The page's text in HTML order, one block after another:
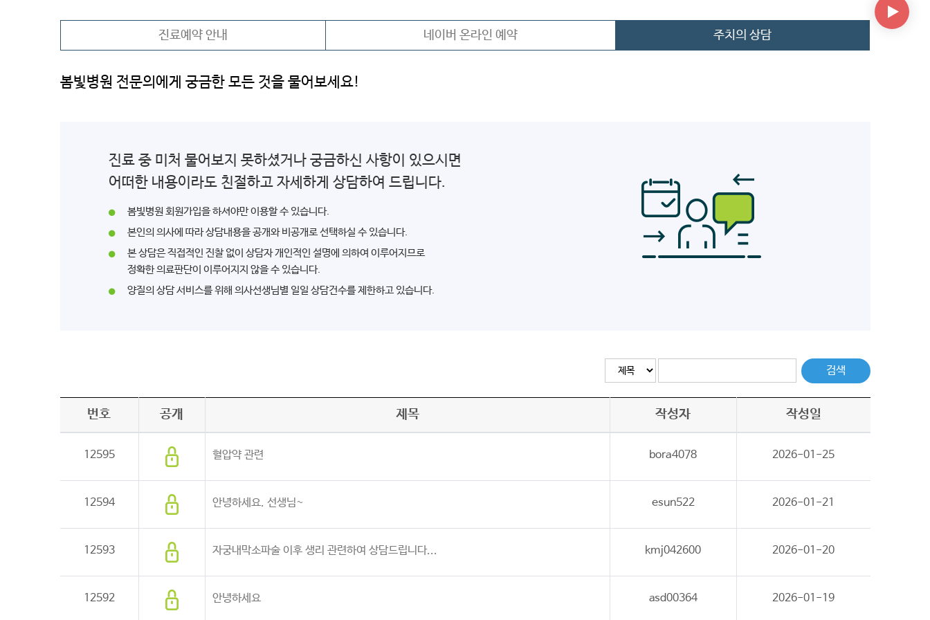
진료예약 안내 네이버 온라인 예약 주치의 상담
봄빛병원 전문의에게 궁금한 모든 것을 물어보세요!
진료 중 미처 물어보지 못하셨거나 궁금하신 사항이 있으시면
어떠한 내용이라도 친절하고 자세하게 상담하여 드립니다.
봄빛병원 회원가입을 하셔야만 이용할 수 있습니다.
본인의 의사에 따라 상담내용을 공개와 비공개로 선택하실 수 있습니다.
본 상담은 직접적인 진찰 없이 상담자 개인적인 설명에 의하여 이루어지므로
정확한 의료판단이 이루어지지 않을 수 있습니다.
양질의 상담 서비스를 위해 의사선생님별 일일 상담건수를 제한하고 있습니다.
검색
번호 공개 제목 작성자 작성일
12595 혈압약 관련 bora4078 2026-01-25
12594 안녕하세요. 선생님~ esun522 2026-01-21
12593 자궁내막소파술 이후 생리 관련하여 상담드립니다... kmj042600 2026-01-20
12592 안녕하세요 asd00364 2026-01-19